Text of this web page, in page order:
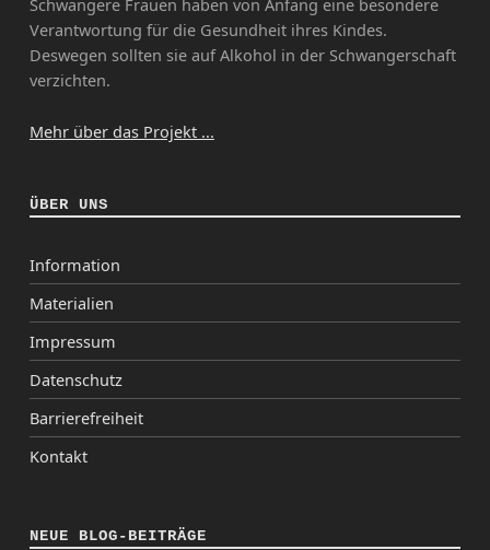
Schwangere Frauen haben von Anfang eine besondere
Verantwortung für die Gesundheit ihres Kindes.
Deswegen sollten sie auf Alkohol in der Schwangerschaft
verzichten.
Mehr über das Projekt ...
ÜBER UNS
Information
Materialien
Impressum
Datenschutz
Barrierefreiheit
Kontakt
NEUE BLOG-BEITRÄGE